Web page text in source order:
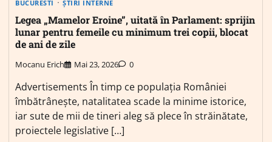
BUCURESTI ȘTIRI INTERNE
Legea „Mamelor Eroine”, uitată în Parlament: sprijin
lunar pentru femeile cu minimum trei copii, blocat
de ani de zile
Mocanu Erich Mai 23, 2026 0
Advertisements În timp ce populația României
îmbătrânește, natalitatea scade la minime istorice,
iar sute de mii de tineri aleg să plece în străinătate,
proiectele legislative […]